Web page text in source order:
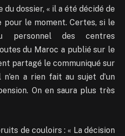
dossier, « il a été décidé de
pour le moment. Certes, si le
personnel des centres
du Maroc a publié sur le
partagé le communiqué sur
n’en a rien fait au sujet d’un
On en saura plus très
de couloirs : « La décision